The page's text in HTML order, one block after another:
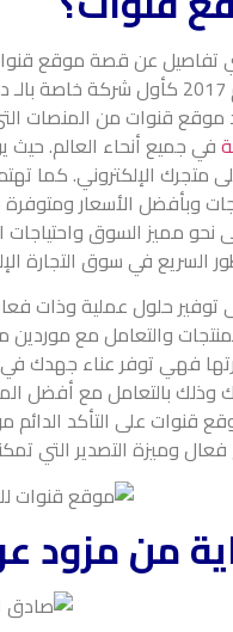
تفاصيل عن قصة موقع
موقع قنوات في عام 2017 كأول
يُعد موقع قنوات من
في جميع أنحاء العالم.
متجرك الإلكتروني. كما
وبأفضل الأسعار
مميز السوق واحتياجات
السريع في سوق التجارة
حلول عملية وذات
والتعامل مع
فهي توفر عناء جهدك
بالتعامل مع أفضل
قنوات على التأكد
وميزة التصدير التي
من مزود